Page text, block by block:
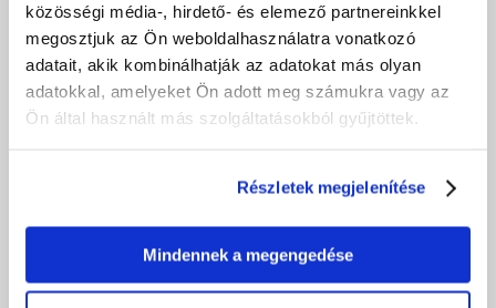
közösségi média-, hirdető- és elemező partnereinkkel
megosztjuk az Ön weboldalhasználatra vonatkozó
adatait, akik kombinálhatják az adatokat más olyan
adatokkal, amelyeket Ön adott meg számukra vagy az
Ön által használt más szolgáltatásokból gyűjtöttek.
Részletek megjelenítése
Mindennek a megengedése
Adatvédelmi szabályzat
Fera alkalmazás
Fizetési módok
Hűségprogram
Általános Szerződési Feltételek
Regisztráció webáruházunkban
VÁSÁRLÁS